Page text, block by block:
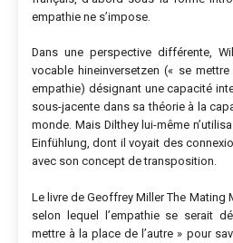
empathie ne s’impose.
Dans une perspective différente,
vocable hineinversetzen (« se
empathie) désignant une capacité
sous-jacente dans sa théorie à la
monde. Mais Dilthey lui-même
Einfühlung, dont il voyait des
avec son concept de transposition.
Le livre de Geoffrey Miller The Mating
selon lequel l’empathie se serait
mettre à la place de l’autre » pour